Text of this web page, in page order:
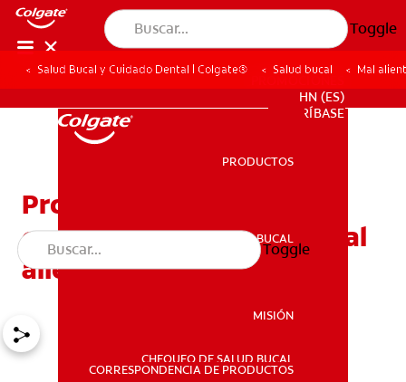
Toggle
SALUD BUCAL
HN (ES)
SUSCRÍBASE
PRODUCTOS
SALUD BUCAL
MISIÓN
CHEQUEO DE SALUD BUCAL
CORRESPONDENCIA DE PRODUCTOS
Toggle
Salud Bucal y Cuidado Dental | Colgate® Salud bucal Mal
Problemas relacionados
con los tonsilolitos y el mal
aliento